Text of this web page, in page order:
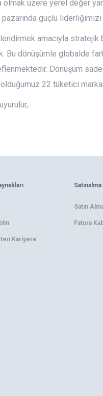
olmak üzere yerel değer
güçlü liderliğimizi
amacıyla
Bu dönüşümle globalde
Dönüşüm
22 tüketici
Kariyere
Satınalma
Satın
Fatura